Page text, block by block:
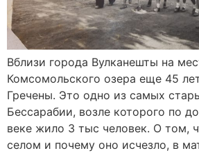
Вблизи города Вулканешты на
Комсомольского озера еще 45
Гречены. Это одно из самых
Бессарабии, возле которого по
веке жило 3 тыс человек. О том,
селом и почему оно исчезло, в